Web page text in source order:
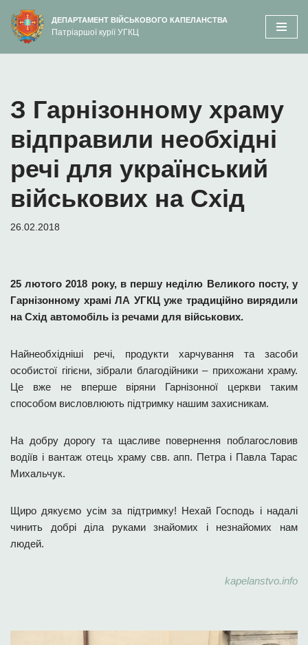
вмісту
Перейти
до
ДЕПАРТАМЕНТ ВІЙСЬКОВОГО КАПЕЛАНСТВА
Патріаршої курії УГКЦ
З Гарнізонному храму
відправили необхідні
речі для український
військових на Схід
26.02.2018
25 лютого 2018 року, в першу неділю Великого посту, у
Гарнізонному храмі ЛА УГКЦ уже традиційно вирядили
на Схід автомобіль із речами для військових.
Найнеобхідніші речі, продукти харчування та засоби
особистої гігієни, зібрали благодійники – прихожани храму.
Це вже не вперше віряни Гарнізонної церкви таким
способом висловлюють підтримку нашим захисникам.
На добру дорогу та щасливе повернення поблагословив
водіїв і вантаж отець храму свв. апп. Петра і Павла Тарас
Михальчук.
Щиро дякуємо усім за підтримку! Нехай Господь і надалі
чинить добрі діла руками знайомих і незнайомих нам
людей.
kapelanstvo.info